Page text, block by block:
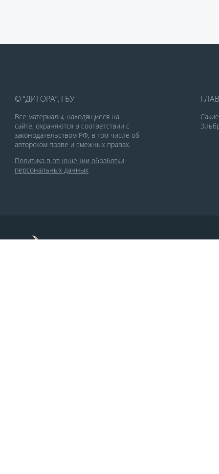
© “ДИГОРА”, ГБУ
Все материалы, находящиеся на
сайте, охраняются в соответствии с
законодательством РФ, в том числе об
авторском праве и смежных правах.
Политика в отношении обработки
персональных данных